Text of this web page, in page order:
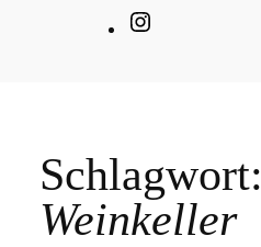
Schlagwort:
Weinkeller